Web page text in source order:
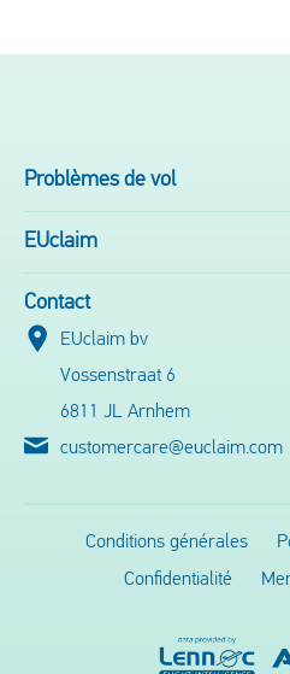
Problèmes de vol
EUclaim
Contact
EUclaim bv
Vossenstraat 6
6811 JL Arnhem
customercare@euclaim.com
Conditions générales
Confidentialité